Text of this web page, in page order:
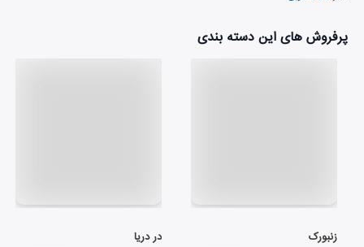
پرفروش های این دسته بندی
زنبورک در دریا